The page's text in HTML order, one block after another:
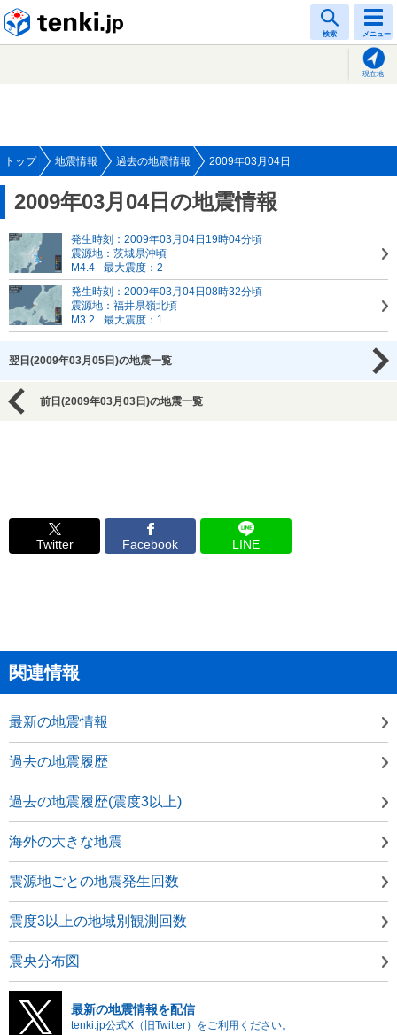
検索 メニュー
現在地
トップ 地震情報 過去の地震情報 2009年03月04日
2009年03月04日の地震情報
発生時刻：2009年03月04日19時04分頃
震源地：茨城県沖頃
M4.4
最大震度：2
発生時刻：2009年03月04日08時32分頃
震源地：福井県嶺北頃
M3.2
最大震度：1
翌日(2009年03月05日)の地震一覧
前日(2009年03月03日)の地震一覧
Twitter Facebook LINE
関連情報
最新の地震情報
過去の地震履歴
過去の地震履歴(震度3以上)
海外の大きな地震
震源地ごとの地震発生回数
震度3以上の地域別観測回数
震央分布図
最新の地震情報を配信
tenki.jp公式X（旧Twitter）をご利用ください。